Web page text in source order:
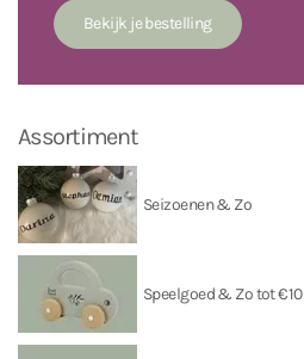
Assortiment
Seizoenen & Zo
Speelgoed & Zo tot €10